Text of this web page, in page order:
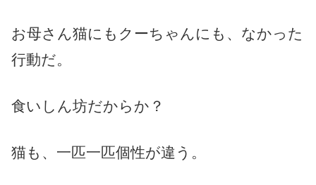
お母さん猫にもクーちゃんにも、なかった
行動だ。
食いしん坊だからか？
猫も、一匹一匹個性が違う。